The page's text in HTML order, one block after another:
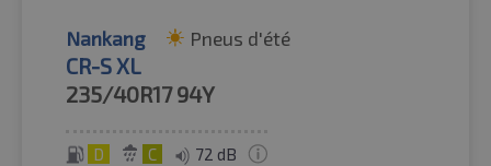
Nankang Pneus d'été
CR-S XL
235/40R17 94Y
D C 72 dB